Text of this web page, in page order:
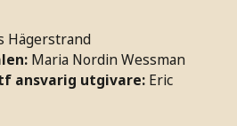
Hägerstrand
Maria Nordin Wessman
ansvarig utgivare: Eric